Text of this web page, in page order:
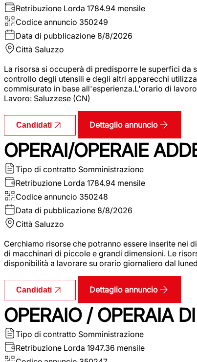
Retribuzione Lorda 1784.94 mensile
Codice annuncio 350249
Data di pubblicazione 8/8/2026
Città Saluzzo
La risorsa si occuperà di predisporre le superfici da
controllo degli utensili e degli altri apparecchi
commisurato in base all'esperienza.L'orario di
Lavoro: Saluzzese (CN)
Candidati Dettaglio annuncio
OPERAI/OPERAIE
Tipo di contratto Somministrazione
Retribuzione Lorda 1784.94 mensile
Codice annuncio 350248
Data di pubblicazione 8/8/2026
Città Saluzzo
Cerchiamo risorse che potranno essere inserite
di macchinari di piccole e grandi dimensioni. Le
disponibilità a lavorare su orario giornaliero dal
Candidati Dettaglio annuncio
OPERAIO / OPERAIA
Tipo di contratto Somministrazione
Retribuzione Lorda 1947.36 mensile